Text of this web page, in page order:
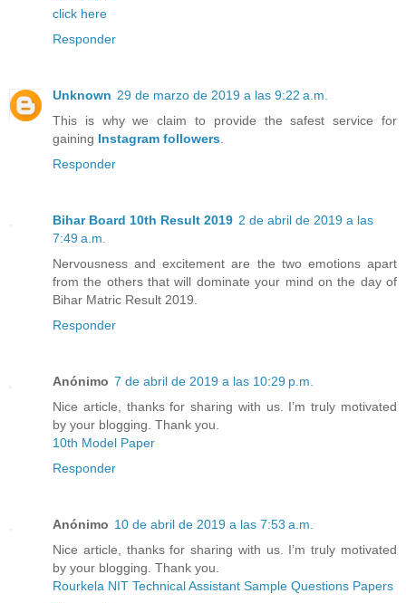
click here
Responder
Unknown 29 de marzo de 2019 a las 9:22 a.m.
This is why we claim to provide the safest service for
gaining Instagram followers.
Responder
Bihar Board 10th Result 2019 2 de abril de 2019 a las
7:49 a.m.
Nervousness and excitement are the two emotions apart
from the others that will dominate your mind on the day of
Bihar Matric Result 2019.
Responder
Anónimo 7 de abril de 2019 a las 10:29 p.m.
Nice article, thanks for sharing with us. I’m truly motivated
by your blogging. Thank you.
10th Model Paper
Responder
Anónimo 10 de abril de 2019 a las 7:53 a.m.
Nice article, thanks for sharing with us. I’m truly motivated
by your blogging. Thank you.
Rourkela NIT Technical Assistant Sample Questions Papers